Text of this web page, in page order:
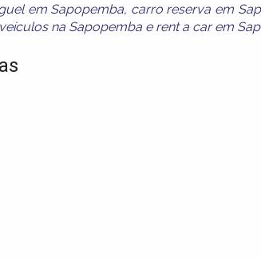
em Sapopemba, carro reserva em
na Sapopemba e rent a car em